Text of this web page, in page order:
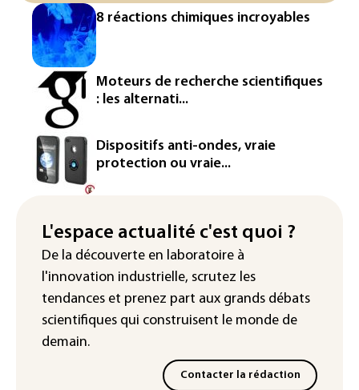
L'Europe se prépare à une baisse de la
production d'électricité lors de l'éclipse
solaire
La métropole de Rouen porte plainte
contre BASF pour pollution aux PFAS
Canicule: à l'arrêt depuis fin juillet, la
centrale de Golfech reconnectée au
réseau
Véhicules de livraison autonomes: la
homologation
Iris³: Eutelsat investira 3,4 milliards
d'euros dans la future constellation
européenne
8 réactions chimiques incroyables
Moteurs de recherche scientifiques
: les alternati...
Dispositifs anti-ondes, vraie
protection ou vraie...
L'espace actualité c'est quoi ?
De la découverte en laboratoire à
l'innovation industrielle, scrutez les
tendances et prenez part aux grands débats
scientifiques qui construisent le monde de
demain.
Contacter la rédaction